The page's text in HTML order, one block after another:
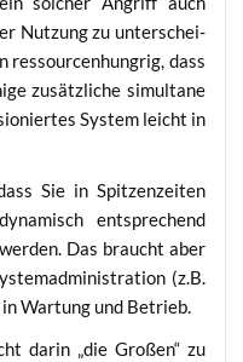
Nut­zung zu unter­schei­
res­sour­cen­hung­rig, dass
zusätz­li­che simul­ta­ne
Sys­tem leicht in
Sie in Spit­zen­zei­ten
ent­spre­chend
Das braucht aber
(z.B.
War­tung und Betrieb.
dar­in „die Gro­ßen“ zu